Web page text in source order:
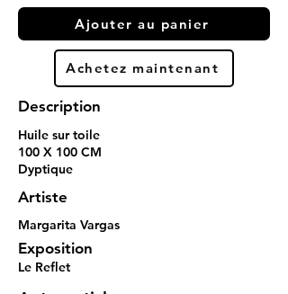
Ajouter au panier
Achetez maintenant
Description
Huile sur toile
100 X 100 CM
Dyptique
Artiste
Margarita Vargas
Exposition
Le Reflet